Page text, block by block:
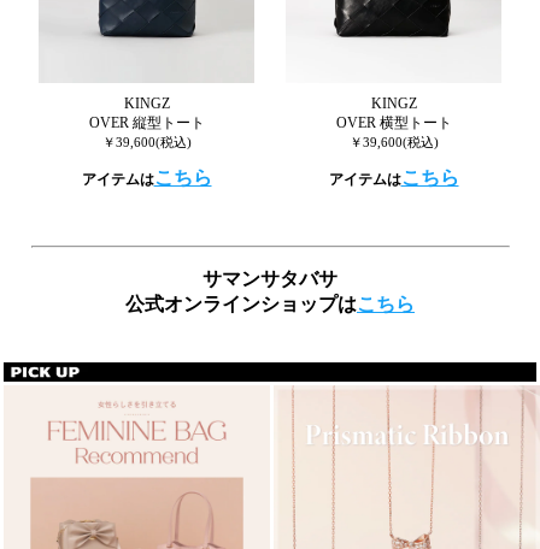
KINGZ
OVER 縦型トート
￥39,600(税込)
アイテムはこちら
KINGZ
OVER 横型トート
￥39,600(税込)
アイテムはこちら
サマンサタバサ
公式オンラインショップはこちら